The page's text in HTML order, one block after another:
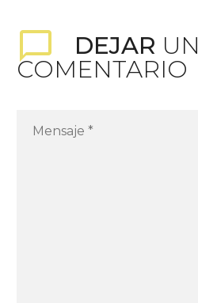
puede…
DEJAR UN
COMENTARIO